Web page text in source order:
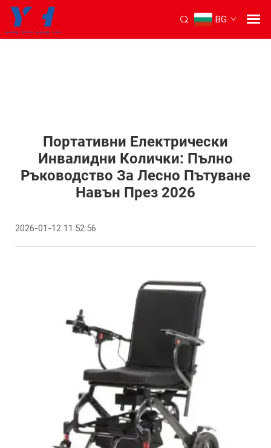
BG
Портативни Електрически
Инвалидни Колички: Пълно
Ръководство За Лесно Пътуване
Навън През 2026
2026-01-12 11:52:56